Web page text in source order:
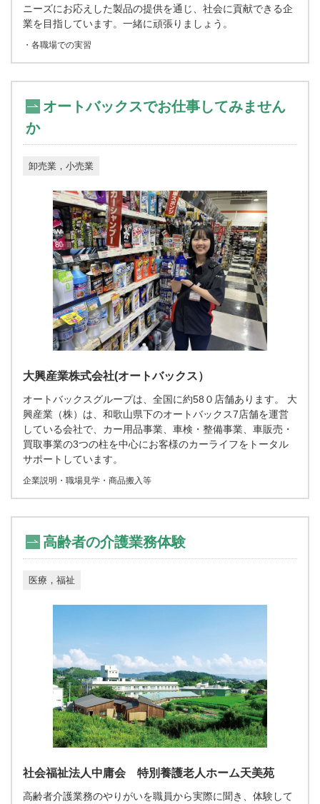
ニーズにお応えした製品の提供を通じ、社会に貢献できる企
業を目指しています。一緒に頑張りましょう。
・各職場での実習
オートバックスでお仕事してみません
か
卸売業，小売業
大興産業株式会社(オートバックス）
オートバックスグループは、全国に約58０店舗あります。 大
興産業（株）は、和歌山県下のオートバックス7店舗を運営
している会社で、カー用品事業、車検・整備事業、車販売・
買取事業の3つの柱を中心にお客様のカーライフをトータル
サポートしています。
企業説明・職場見学・商品搬入等
高齢者の介護業務体験
医療，福祉
社会福祉法人中庸会 特別養護老人ホーム天美苑
高齢者介護業務のやりがいを職員から実際に聞き、体験して